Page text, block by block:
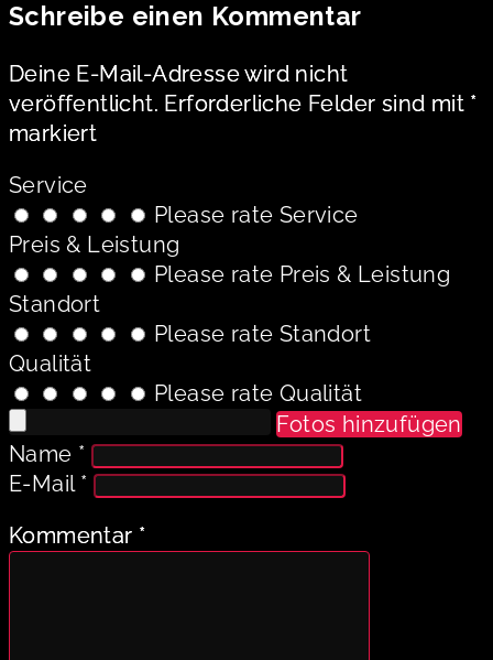
Schreibe einen Kommentar
Deine E-Mail-Adresse wird nicht
veröffentlicht. Erforderliche Felder sind mit *
markiert
Service
Please rate Service
Preis & Leistung
Please rate Preis & Leistung
Standort
Please rate Standort
Qualität
Please rate Qualität
Fotos hinzufügen
Name *
E-Mail *
Kommentar *